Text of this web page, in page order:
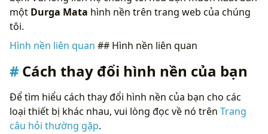
một Durga Mata hình nền trên trang web của chúng
tôi.
Hình nền liên quan ## Hình nền liên quan
Cách thay đổi hình nền của bạn
Để tìm hiểu cách thay đổi hình nền của bạn cho các
loại thiết bị khác nhau, vui lòng đọc về nó trên Trang
câu hỏi thường gặp.